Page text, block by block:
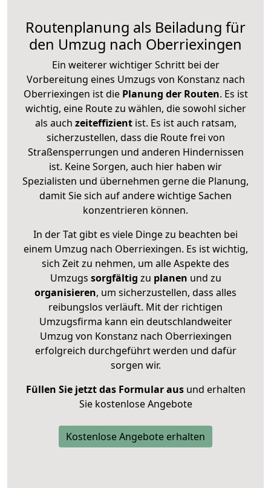
Routenplanung als Beiladung für
den Umzug nach Oberriexingen
Ein weiterer wichtiger Schritt bei der
Vorbereitung eines Umzugs von Konstanz nach
Oberriexingen ist diePlanung der Routen. Es ist
wichtig, eine Route zu wählen, die sowohl sicher
als auch zeiteffizientist. Es ist auch ratsam,
sicherzustellen, dass die Route frei von
Straßensperrungen und anderen Hindernissen
ist. Keine Sorgen, auch hier haben wir
Spezialisten und übernehmen gerne die Planung,
damit Sie sich auf andere wichtige Sachen
konzentrieren können.
In der Tat gibt es viele Dinge zu beachten bei
einem Umzug nach Oberriexingen. Es ist wichtig,
sich Zeit zu nehmen, um alle Aspekte des
Umzugs sorgfältig zu planen und zu
organisieren, um sicherzustellen, dass alles
reibungslos verläuft. Mit der richtigen
Umzugsfirma kann ein deutschlandweiter
Umzug von Konstanz nach Oberriexingen
erfolgreich durchgeführt werden und dafür
sorgen wir.
Füllen Sie jetzt das Formular ausund erhalten
Sie kostenlose Angebote
Kostenlose Angebote erhalten